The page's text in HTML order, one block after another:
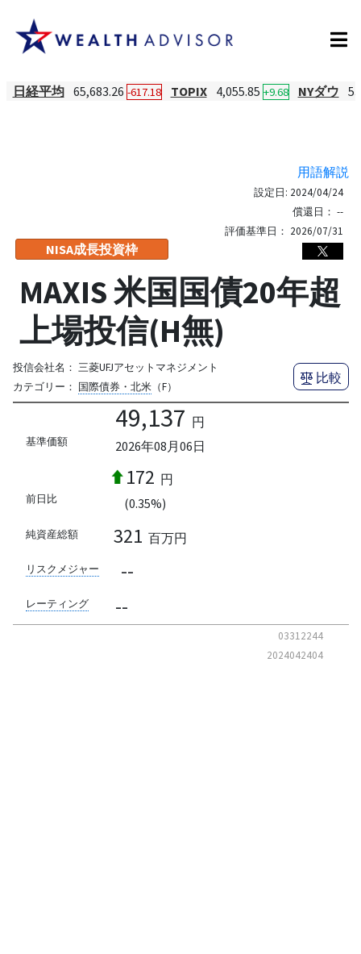
日経平均 65,683.26 -617.18 TOPIX 4,055.85 +9.68 NYダウ
用語解説
NISA成長投資枠
設定日: 2024/04/24
償還日： --
評価基準日： 2026/07/31
MAXIS 米国国債20年超
上場投信(H無)
投信会社名： 三菱UFJアセットマネジメント
カテゴリー： 国際債券・北米（F）
比較
基準価額
49,137 円
2026年08月06日
前日比
172 円
(0.35%)
純資産総額 321 百万円
リスクメジャー --
レーティング --
03312244
2024042404